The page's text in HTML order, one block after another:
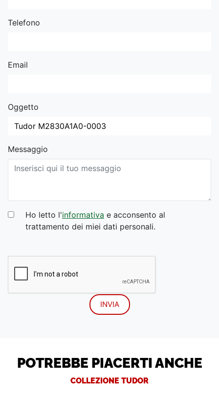
Telefono
Email
Oggetto
Messaggio
Ho letto l'informativa e acconsento al
trattamento dei miei dati personali.
POTREBBE PIACERTI ANCHE
COLLEZIONE TUDOR